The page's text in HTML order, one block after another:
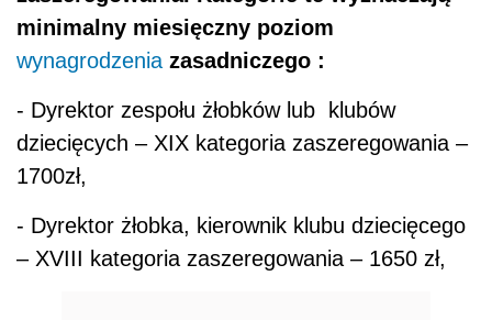
minimalny miesięczny poziom
wynagrodzenia zasadniczego :
- Dyrektor zespołu żłobków lub klubów
dziecięcych – XIX kategoria zaszeregowania –
1700zł,
- Dyrektor żłobka, kierownik klubu dziecięcego
– XVIII kategoria zaszeregowania – 1650 zł,